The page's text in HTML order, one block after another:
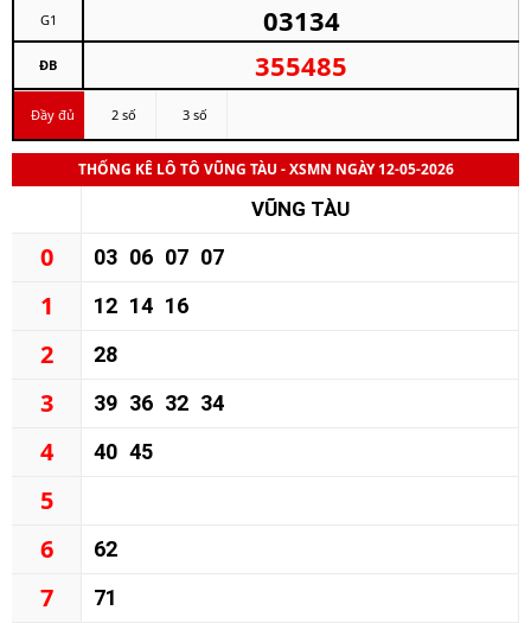
G1 03134
ĐB 355485
Đầy đủ 2 số 3 số
THỐNG KÊ LÔ TÔ VŨNG TÀU - XSMN NGÀY 12-05-2026
VŨNG TÀU
0 03 06 07 07
1 12 14 16
2 28
3 39 36 32 34
4 40 45
5
6
62
7 71